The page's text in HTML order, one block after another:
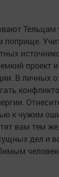
Тельцам
поприще.
проект
В личных
к чужим
вам тем
дел и